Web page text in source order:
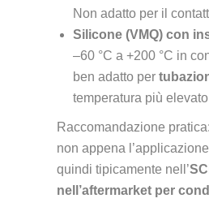
Non adatto per il
Silicone (VMQ) con
–60 °C a +200 °C in
ben adatto per
temperatura più
Raccomandazione
non appena
quindi tipicamente nell’
nell’aftermarket per